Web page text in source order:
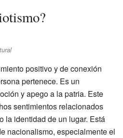
positivo y de conexión
pertenece. Es un
y apego a la patria. Este
sentimientos relacionados
la identidad de un lugar. Está
nacionalismo, especialmente el